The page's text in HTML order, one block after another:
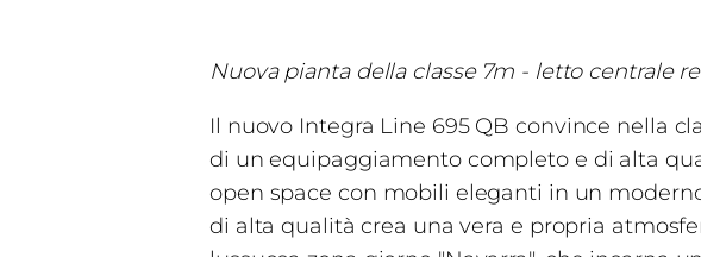
Nuova pianta della classe 7m - letto centrale
Il nuovo Integra Line 695 QB convince nella
di un equipaggiamento completo e di alta
open space con mobili eleganti in un
di alta qualità crea una vera e propria